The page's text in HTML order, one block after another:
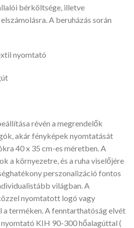
bérköltsége, illetve
A beruházás során
nyomtató
révén a megrendelők
akár fényképek nyomtatását
40 x 35 cm-es méretben. A
a környezetre, és a ruha viselőjére
perszonalizáció fontos
világban. A
nyomtatott logó vagy
a terméken. A fenntarthatóság elvét
KIH 90-300 hőalagúttal (